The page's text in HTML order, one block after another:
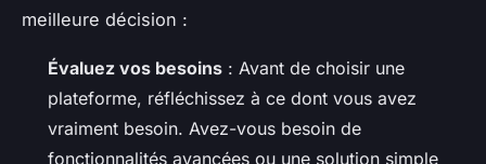
meilleure décision :
Évaluez vos besoins : Avant de choisir une
plateforme, réfléchissez à ce dont vous avez
vraiment besoin. Avez-vous besoin de
fonctionnalités avancées ou une solution simple